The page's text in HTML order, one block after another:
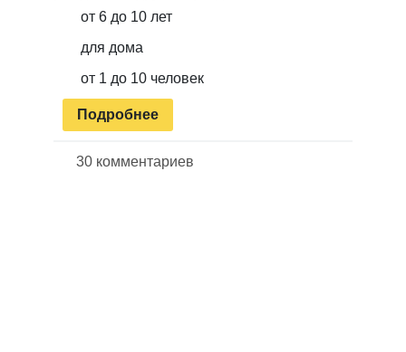
от 6 до 10 лет
для дома
от 1 до 10 человек
Подробнее
30 комментариев